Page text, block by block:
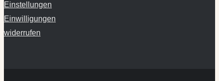
Einstellungen
Einwilligungen
widerrufen